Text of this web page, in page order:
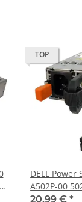
TOP
DELL
A502P-00
R610 DP/N
20,99 €*